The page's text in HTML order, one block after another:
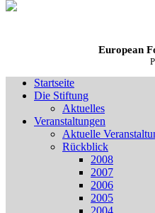
European
Startseite
Die Stiftung
Aktuelles
Veranstaltungen
Aktuelle
Rückblick
2008
2007
2006
2005
2004